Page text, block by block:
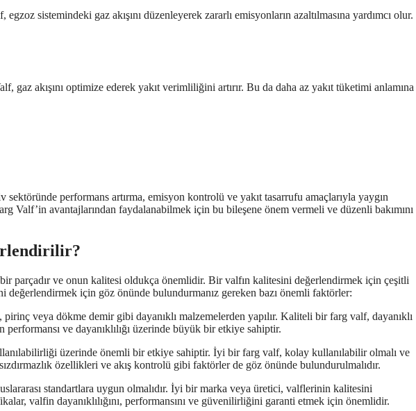
sistemindeki gaz akışını düzenleyerek zararlı emisyonların azaltılmasına yardımcı olur.
gaz akışını optimize ederek yakıt verimliliğini artırır. Bu da daha az yakıt tüketimi anlamına
performans artırma, emisyon kontrolü ve yakıt tasarrufu amaçlarıyla yaygın
Valf’in avantajlarından faydalanabilmek için bu bileşene önem vermeli ve düzenli bakımını
parçadır ve onun kalitesi oldukça önemlidir. Bir valfın kalitesini değerlendirmek için çeşitli
değerlendirmek için göz önünde bulundurmanız gereken bazı önemli faktörler:
veya dökme demir gibi dayanıklı malzemelerden yapılır. Kaliteli bir farg valf, dayanıklı
ve dayanıklılığı üzerinde büyük bir etkiye sahiptir.
üzerinde önemli bir etkiye sahiptir. İyi bir farg valf, kolay kullanılabilir olmalı ve
özellikleri ve akış kontrolü gibi faktörler de göz önünde bulundurulmalıdır.
standartlara uygun olmalıdır. İyi bir marka veya üretici, valflerinin kalitesini
valfin dayanıklılığını, performansını ve güvenilirliğini garanti etmek için önemlidir.